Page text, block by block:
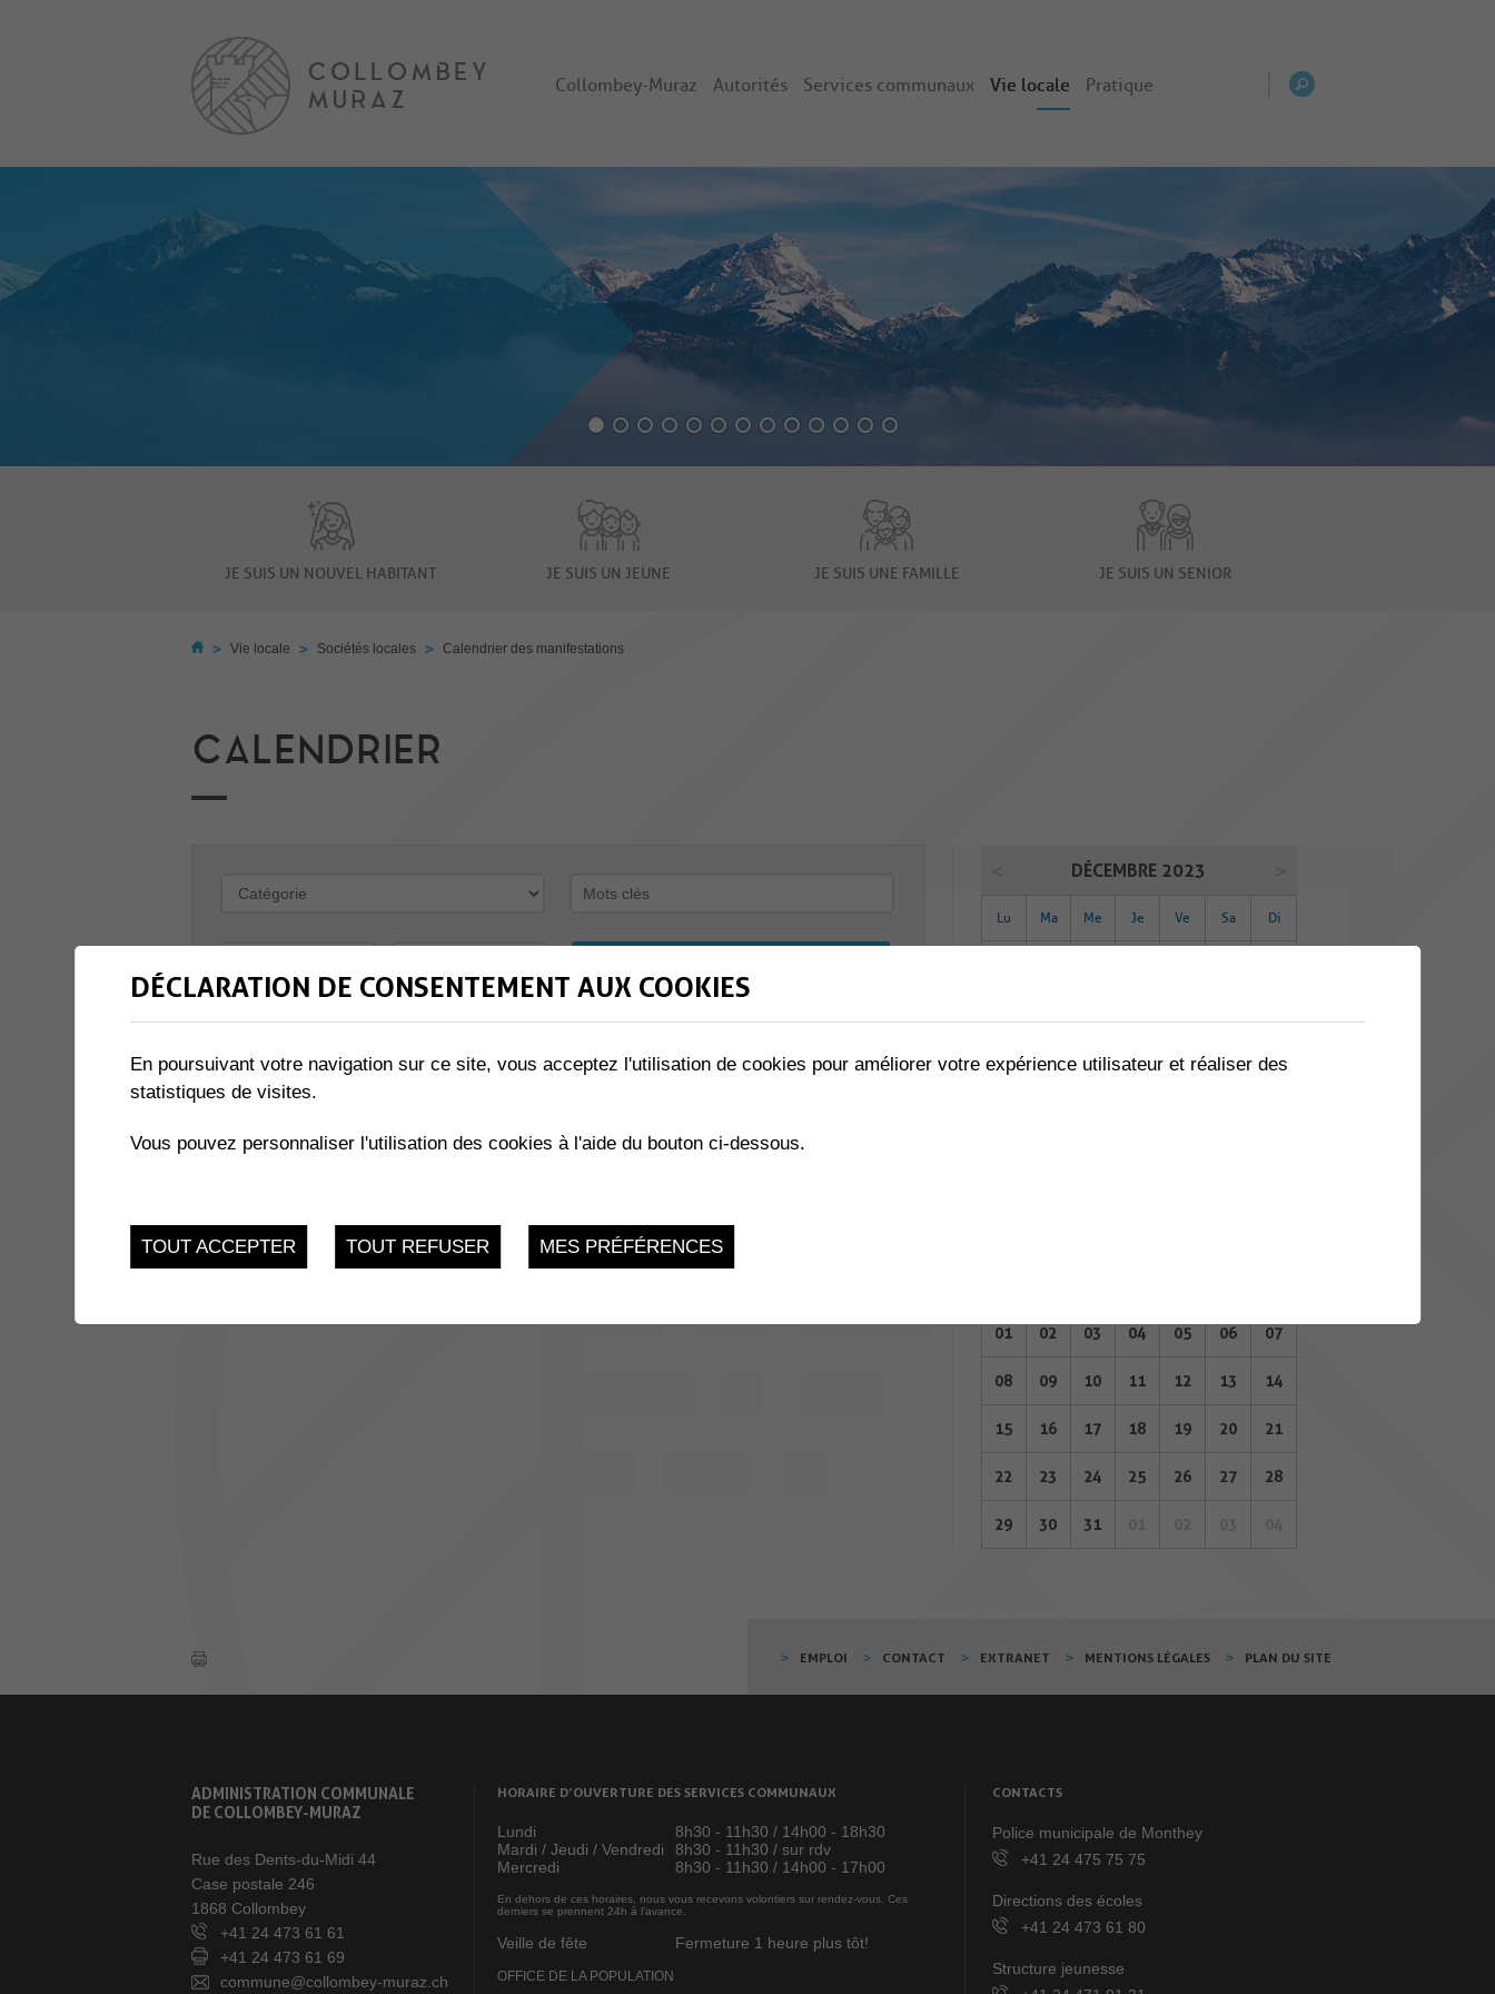
Collombey-Muraz Autorités Services communaux Vie locale Pratique
JE SUIS UN NOUVEL HABITANT JE SUIS UN JEUNE JE SUIS UNE FAMILLE JE SUIS UN SENIOR
> Vie locale > Sociétés locales > Calendrier des manifestations
CALENDRIER
JUSQU'AU
17
EXPOSITION « LE MIEL ET LES ABEILLES »
du 21.11.2022 au 17.02.2023
DÉCEMBRE 2023
Lu Ma Me Je Ve Sa Di
11 12 13 14 15 16 17
01 02 03 04 05 06 07
08 09 10 11 12 13 14
15 16 17 18 19 20 21
22 23 24 25 26 27 28
29 30 31
EMPLOI CONTACT EXTRANET MENTIONS LÉGALES PLAN DU SITE
ADMINISTRATION COMMUNALE
DE COLLOMBEY-MURAZ
Rue des Dents-du-Midi 44
Case postale 246
1868 Collombey
+41 24 473 61 61
+41 24 473 61 69
commune@collombey-muraz.ch
HORAIRE D’OUVERTURE DES SERVICES COMMUNAUX
Lundi
8h30 - 11h30 / 14h00 - 18h30
Mardi / Jeudi / Vendredi
8h30 - 11h30 / sur rdv
Mercredi
8h30 - 11h30 / 14h00 - 17h00
En dehors de ces horaires, nous vous recevons volontiers sur rendez-vous. Ces
derniers se prennent 24h à l’avance.
Veille de fête Fermeture 1 heure plus tôt!
OFFICE DE LA POPULATION
CONTACTS
Police municipale de Monthey
+41 24 475 75 75
Directions des écoles
+41 24 473 61 80
Structure jeunesse
DÉCLARATION DE CONSENTEMENT AUX COOKIES
En poursuivant votre navigation sur ce site, vous acceptez l'utilisation de cookies pour améliorer votre expérience utilisateur et réaliser des
statistiques de visites.
Vous pouvez personnaliser l'utilisation des cookies à l'aide du bouton ci-dessous.
TOUT ACCEPTER TOUT REFUSER MES PRÉFÉRENCES